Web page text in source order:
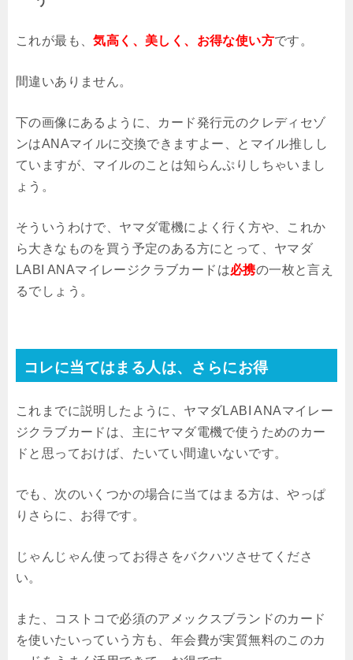
これが最も、気高く、美しく、お得な使い方です。
間違いありません。
下の画像にあるように、カード発行元のクレディセゾ
ンはANAマイルに交換できますよー、とマイル推しし
ていますが、マイルのことは知らんぷりしちゃいまし
ょう。
そういうわけで、ヤマダ電機によく行く方や、これか
ら大きなものを買う予定のある方にとって、ヤマダ
LABI ANAマイレージクラブカードは必携の一枚と言え
るでしょう。
コレに当てはまる人は、さらにお得
これまでに説明したように、ヤマダLABI ANAマイレー
ジクラブカードは、主にヤマダ電機で使うためのカー
ドと思っておけば、たいてい間違いないです。
でも、次のいくつかの場合に当てはまる方は、やっぱ
りさらに、お得です。
じゃんじゃん使ってお得さをバクハツさせてくださ
い。
また、コストコで必須のアメックスブランドのカード
を使いたいっていう方も、年会費が実質無料のこのカ